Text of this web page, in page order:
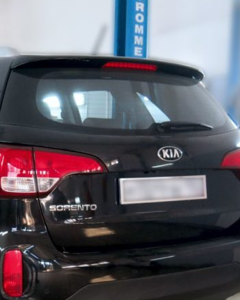
Восстановление авто после
Капитальный ремонт
Ремонт тормозной системы
и восстановление подушек
Замена амортизаторов
Замена ШРУСа